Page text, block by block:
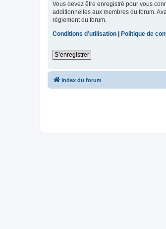
Vous devez être enregistré pour vous
additionnelles aux membres du forum.
règlement du forum.
Conditions d’utilisation
Politique de
S’enregistrer
Index du forum